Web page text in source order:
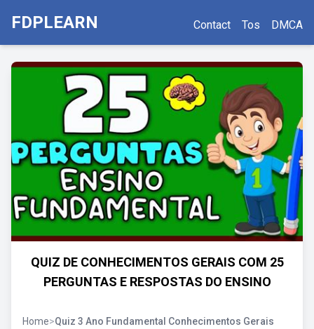
FDPLEARN Contact Tos DMCA
QUIZ DE CONHECIMENTOS GERAIS COM 25
PERGUNTAS E RESPOSTAS DO ENSINO
Home>Quiz 3 Ano Fundamental Conhecimentos Gerais